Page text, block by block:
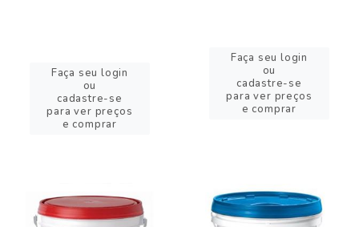
Faça seu login
ou
cadastre-se
para ver preços
e comprar
Faça seu login
ou
cadastre-se
para ver preços
e comprar